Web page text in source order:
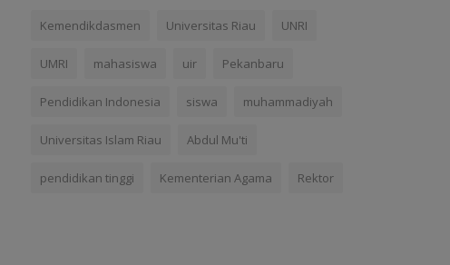
Kemendikdasmen Universitas Riau UNRI
UMRI mahasiswa uir Pekanbaru
Pendidikan Indonesia siswa muhammadiyah
Universitas Islam Riau Abdul Mu'ti
pendidikan tinggi Kementerian Agama Rektor